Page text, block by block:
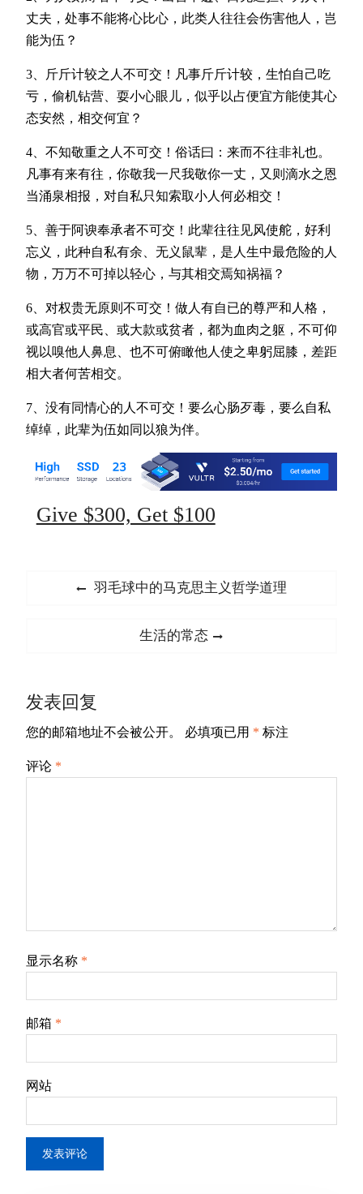
丈夫，处事不能将心比心，此类人往往会伤害他人，岂
能为伍？
3、斤斤计较之人不可交！凡事斤斤计较，生怕自己吃
亏，偷机钻营、耍小心眼儿，似乎以占便宜方能使其心
态安然，相交何宜？
4、不知敬重之人不可交！俗话曰：来而不往非礼也。
凡事有来有往，你敬我一尺我敬你一丈，又则滴水之恩
当涌泉相报，对自私只知索取小人何必相交！
5、善于阿谀奉承者不可交！此辈往往见风使舵，好利
忘义，此种自私有余、无义鼠辈，是人生中最危险的人
物，万万不可掉以轻心，与其相交焉知祸福？
6、对权贵无原则不可交！做人有自已的尊严和人格，
或高官或平民、或大款或贫者，都为血肉之躯，不可仰
视以嗅他人鼻息、也不可俯瞰他人使之卑躬屈膝，差距
相大者何苦相交。
7、没有同情心的人不可交！要么心肠歹毒，要么自私
绰绰，此辈为伍如同以狼为伴。
Give $300, Get $100
Previous
羽毛球中的马克思主义哲学道理
Next
生活的常态
发表回复
您的邮箱地址不会被公开。 必填项已用 * 标注
评论 *
显示名称 *
邮箱 *
网站